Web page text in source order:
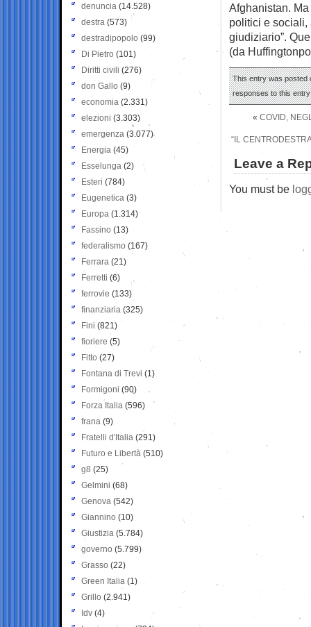
Afghanistan.
politici e sociali,
giudiziario”.
(da
This entry was posted
responses to this
« COVID,
“IL
Leave a
You must be
denuncia (14.528)
destra (573)
destradipopolo (99)
Di Pietro (101)
Diritti civili (276)
don Gallo (9)
economia (2.331)
elezioni (3.303)
emergenza (3.077)
Energia (45)
Esselunga (2)
Esteri (784)
Eugenetica (3)
Europa (1.314)
Fassino (13)
federalismo (167)
Ferrara (21)
Ferretti (6)
ferrovie (133)
finanziaria (325)
Fini (821)
fioriere (5)
Fitto (27)
Fontana di Trevi (1)
Formigoni (90)
Forza Italia (596)
frana (9)
Fratelli d'Italia (291)
Futuro e Libertà (510)
g8 (25)
Gelmini (68)
Genova (542)
Giannino (10)
Giustizia (5.784)
governo (5.799)
Grasso (22)
Green Italia (1)
Grillo (2.941)
Idv (4)